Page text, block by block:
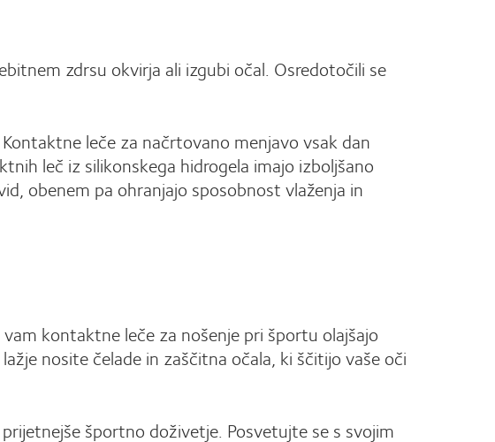
zdrsu okvirja ali izgubi očal. Osredotočili se
leče za načrtovano menjavo vsak dan
leč iz silikonskega hidrogela imajo izboljšano
obenem pa ohranjajo sposobnost vlaženja in
kontaktne leče za nošenje pri športu olajšajo
nosite čelade in zaščitna očala, ki ščitijo vaše oči
športno doživetje. Posvetujte se s svojim